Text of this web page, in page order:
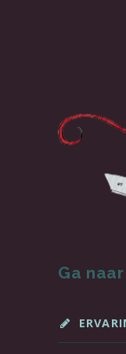
Ga naar